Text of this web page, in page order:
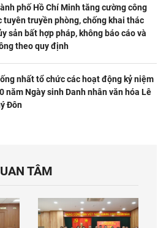
phố Hồ Chí Minh tăng cường công
tuyên truyền phòng, chống khai thác
sản bất hợp pháp, không báo cáo và
theo quy định
nhất tổ chức các hoạt động kỷ niệm
năm Ngày sinh Danh nhân văn hóa Lê
Đôn
TÂM